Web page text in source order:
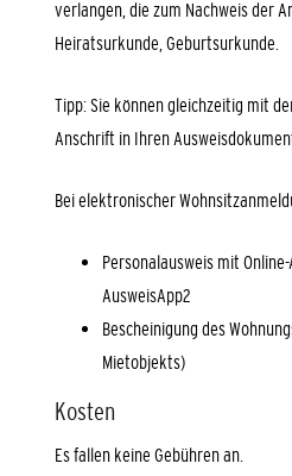
verlangen, die zum Nachweis der
Heiratsurkunde, Geburtsurkunde.
Tipp: Sie können gleichzeitig mit
Anschrift in Ihren
Bei elektronischer
Personalausweis mit
AusweisApp2
Bescheinigung des
Mietobjekts)
Kosten
Es fallen keine Gebühren an.